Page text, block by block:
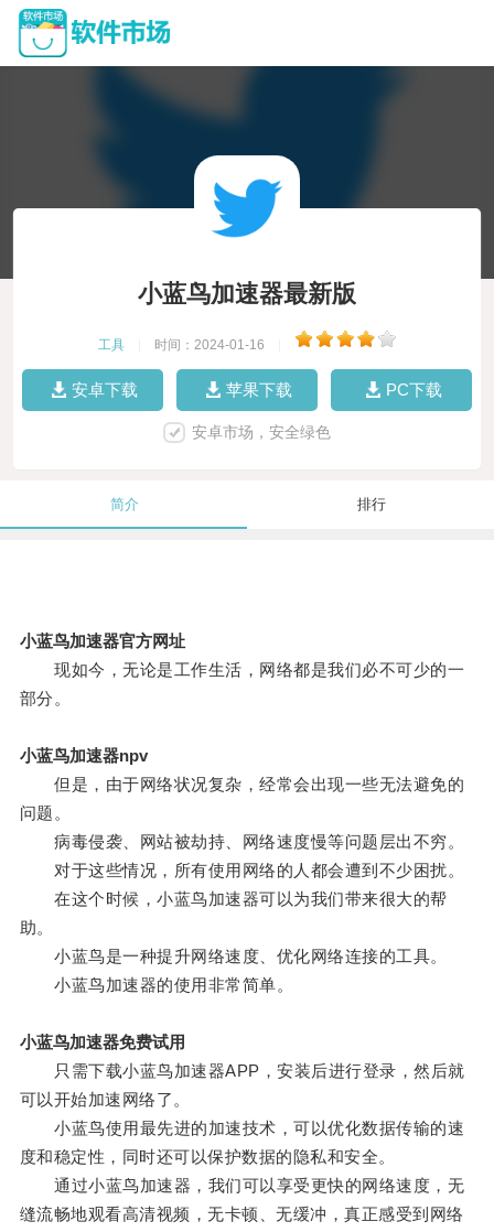
小蓝鸟加速器最新版
工具 时间：2024-01-16
安卓下载 苹果下载 PC下载
安卓市场，安全绿色
简介 排行
小蓝鸟加速器官方网址
现如今，无论是工作生活，网络都是我们必不可少的一
部分。
小蓝鸟加速器npv
但是，由于网络状况复杂，经常会出现一些无法避免的
问题。
病毒侵袭、网站被劫持、网络速度慢等问题层出不穷。
对于这些情况，所有使用网络的人都会遭到不少困扰。
在这个时候，小蓝鸟加速器可以为我们带来很大的帮
助。
小蓝鸟是一种提升网络速度、优化网络连接的工具。
小蓝鸟加速器的使用非常简单。
小蓝鸟加速器免费试用
只需下载小蓝鸟加速器APP，安装后进行登录，然后就
可以开始加速网络了。
小蓝鸟使用最先进的加速技术，可以优化数据传输的速
度和稳定性，同时还可以保护数据的隐私和安全。
通过小蓝鸟加速器，我们可以享受更快的网络速度，无
缝流畅地观看高清视频，无卡顿、无缓冲，真正感受到网络